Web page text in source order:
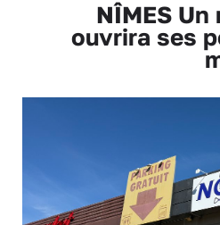
NÎMES Un
ouvrira ses